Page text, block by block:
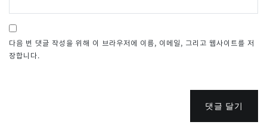
다음 번 댓글 작성을 위해 이 브라우저에 이름, 이메일, 그리고 웹사이트를 저
장합니다.
댓글 달기